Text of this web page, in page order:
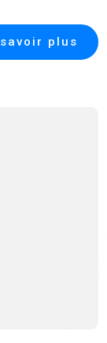
savoir plus